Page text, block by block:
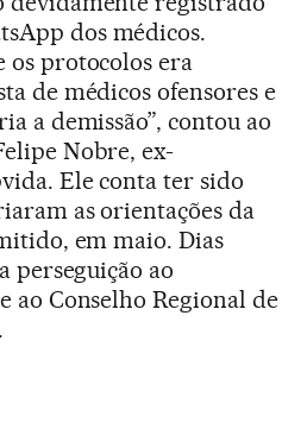
dos médicos.
os protocolos era
de médicos ofensores e
a demissão”, contou ao
Nobre, ex-
Ele conta ter sido
as orientações da
em maio. Dias
perseguição ao
ao Conselho Regional de